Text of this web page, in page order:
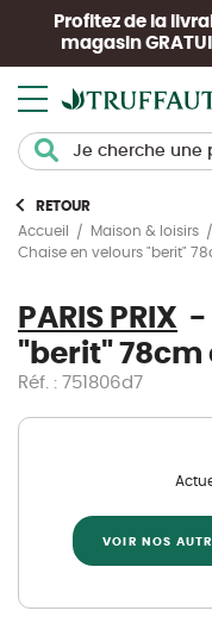
Profitez de la
magasin
RETOUR
Accueil
Maison & loisirs
Chaise en velours "berit"
PARIS PRIX
"berit" 78cm
Réf. : 751806d7
VOIR NOS